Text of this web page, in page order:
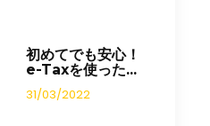
初めてでも安心！
e-Taxを使った...
31/03/2022